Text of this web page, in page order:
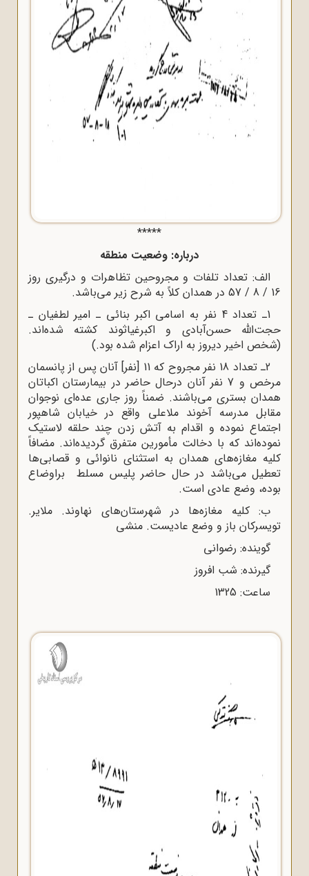
*****
درباره: وضعیت منطقه
الف: تعداد تلفات و مجروحین تظاهرات و درگیرى روز
16 / 8 / 57 در همدان کلاً به شرح زیر می‌باشد.
1ـ تعداد 4 نفر به اسامى اکبر بنائى ـ امیر لطفیان ـ
حجت‌الله حسن‌آبادى و اکبرغیاثوند کشته شده‌اند.
(شخص اخیر دیروز به اراک اعزام شده بود.)
2ـ تعداد 18 نفر مجروح که 11 [نفر] آنان پس از پانسمان
مرخص و 7 نفر آنان درحال حاضر در بیمارستان اکباتان
همدان بسترى می‌باشند. ضمناً روز جارى عده‌اى نوجوان
مقابل مدرسه آخوند ملاعلى واقع در خیابان شاهپور
اجتماع نموده و اقدام به آتش زدن چند حلقه لاستیک
نموده‌اند که با دخالت مأمورین متفرق گردیده‌اند. مضافاً
کلیه مغازه‌هاى همدان به استثناى نانوائى و قصابى‌ها
تعطیل می‌باشد در حال حاضر پلیس مسلط براوضاع
بوده، وضع عادى است.
ب: کلیه مغازه‌ها در شهرستان‌هاى نهاوند. ملایر.
تویسرکان باز و وضع عادیست. منشى
گوینده: رضوانى
گیرنده: شب افروز
ساعت: 1325